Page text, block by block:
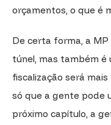
orçamentos, o que é
De certa forma, a
túnel, mas também é
fiscalização será
só que a gente pode
próximo capítulo, a